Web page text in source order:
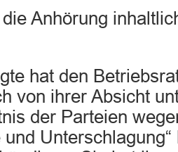
Anhörung
hat den
von ihrer Absicht
der Parteien